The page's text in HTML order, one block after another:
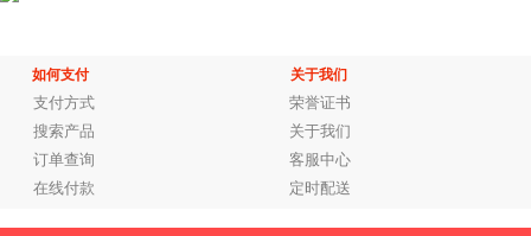
如何支付 关于我们
支付方式
荣誉证书
搜索产品
关于我们
订单查询
客服中心
在线付款
定时配送